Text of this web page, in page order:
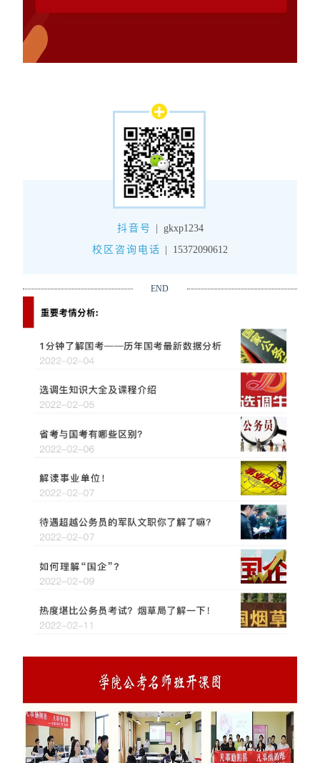
抖音号
gkxp1234
校区咨询电话
15372090612
END